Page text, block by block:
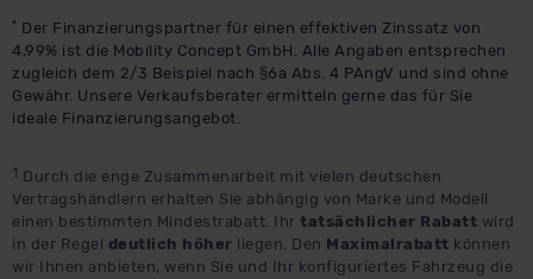
* Der Finanzierungspartner für einen effektiven Zinssatz von
4,99% ist die Mobility Concept GmbH. Alle Angaben entsprechen
zugleich dem 2/3 Beispiel nach §6a Abs. 4 PAngV und sind ohne
Gewähr. Unsere Verkaufsberater ermitteln gerne das für Sie
ideale Finanzierungsangebot.
1 Durch die enge Zusammenarbeit mit vielen deutschen
Vertragshändlern erhalten Sie abhängig von Marke und Modell
einen bestimmten Mindestrabatt. Ihr tatsächlicher Rabatt wird
in der Regel deutlich höher liegen. Den Maximalrabatt können
wir Ihnen anbieten, wenn Sie und Ihr konfiguriertes Fahrzeug die